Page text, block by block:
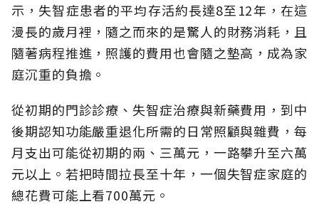
示，失智症患者的平均存活約長達8至12年，在這
漫長的歲月裡，隨之而來的是驚人的財務消耗，且
隨著病程推進，照護的費用也會隨之墊高，成為家
庭沉重的負擔。
從初期的門診診療、失智症治療與新藥費用，到中
後期認知功能嚴重退化所需的日常照顧與雜費，每
月支出可能從初期的兩、三萬元，一路攀升至六萬
元以上。若把時間拉長至十年，一個失智症家庭的
總花費可能上看700萬元。